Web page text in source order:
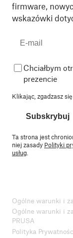
firmware,
wskazówki
Chciałbym
prezencie
Klikając, zgadzasz
Subskrybuj
Ta strona jest
niej zasady Polityki
usług
Ogólne warunki i
Ogólne warunki i
PRUSA
Polityka